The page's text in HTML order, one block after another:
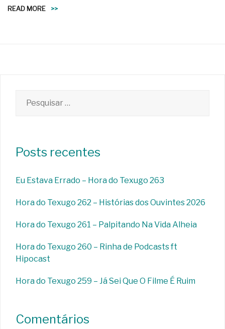
READ MORE >>
por:
Posts recentes
Eu Estava Errado – Hora do Texugo 263
Hora do Texugo 262 – Histórias dos Ouvintes 2026
Hora do Texugo 261 – Palpitando Na Vida Alheia
Hora do Texugo 260 – Rinha de Podcasts ft
Hipocast
Hora do Texugo 259 – Já Sei Que O Filme É Ruim
Comentários